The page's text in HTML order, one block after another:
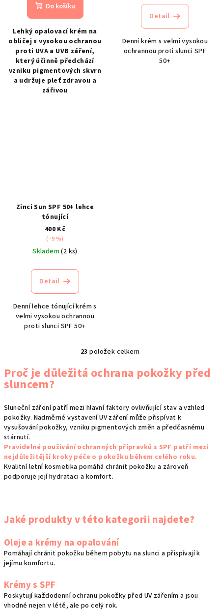
Do košíku
Lehký opalovací krém na
obličej s vysokou ochranou
proti UVA a UVB záření,
který účinně předchází
vzniku pigmentových skvrn
a udržuje pleť zdravou a
zářivou
Detail
Denní krém s velmi vysokou
ochrannou proti slunci SPF
50+
Zinci Sun SPF 50+ lehce
tónující
400 Kč
(–9 %)
Skladem(2 ks)
Detail
Denní lehce tónující krém s
velmi vysokou ochrannou
proti slunci SPF 50+
O
v
l
d
a
c
p
r
v
k
ý
p
i
s
u
23 položek celkem
Proč je důležitá ochrana pokožky před
sluncem?
Sluneční záření patří mezi hlavní faktory ovlivňující stav a vzhled
pokožky. Nadměrné vystavení UV záření může přispívat k
vysušování pokožky, vzniku pigmentových změn a předčasnému
stárnutí.
Pravidelné používání ochranných přípravků s SPF patří mezi
nejdůležitější kroky péče o pokožku během celého roku.
Kvalitní letní kosmetika pomáhá chránit pokožku a zároveň
podporuje její hydrataci a komfort.
Jaké produkty v této kategorii najdete?
Oleje a krémy na opalování
Pomáhají chránit pokožku během pobytu na slunci a přispívají k
jejímu komfortu.
Krémy s SPF
Poskytují každodenní ochranu pokožky před UV zářením a jsou
vhodné nejen v létě, ale po celý rok.